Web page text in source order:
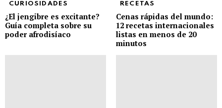
CURIOSIDADES
¿El jengibre es excitante?
Guía completa sobre su
poder afrodisíaco
RECETAS
Cenas rápidas del mundo:
12 recetas internacionales
listas en menos de 20
minutos